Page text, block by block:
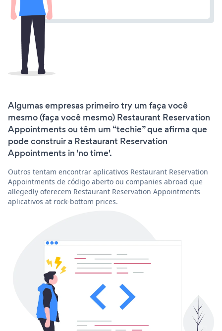
Algumas empresas primeiro try um faça você
mesmo (faça você mesmo) Restaurant Reservation
Appointments ou têm um “techie” que afirma que
pode construir a Restaurant Reservation
Appointments in 'no time'.
Outros tentam encontrar aplicativos Restaurant Reservation
Appointments de código aberto ou companies abroad que
allegedly oferecem Restaurant Reservation Appointments
aplicativos at rock-bottom prices.